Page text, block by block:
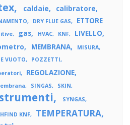
caldaie calibratore
DRY FLUE GAS
ETTORE
gas HVAC KNF LIVELLO
MEMBRANA
MISURA
VUOTO POZZETTI
REGOLAZIONE
SINGAS SKIN
strumenti SYNGAS
KNF TEMPERATURA